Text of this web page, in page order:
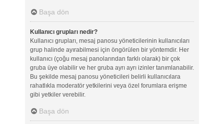
Başa dön
Kullanıcı grupları nedir?
Kullanıcı grupları, mesaj panosu yöneticilerinin kullanıcıları
grup halinde ayırabilmesi için öngörülen bir yöntemdir. Her
kullanıcı (çoğu mesaj panolarından farklı olarak) bir çok
gruba üye olabilir ve her gruba ayrı ayrı izinler tanımlanabilir.
Bu şekilde mesaj panosu yöneticileri belirli kullanıcılara
rahatlıkla moderatör yetkilerini veya özel forumlara erişme
gibi yetkiler verebilir.
Başa dön